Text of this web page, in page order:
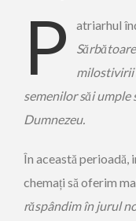
P
atriarhul
milostivirii
semenilor săi
Dumnezeu.
În această perioadă,
chemați să oferim
răspândim în jurul